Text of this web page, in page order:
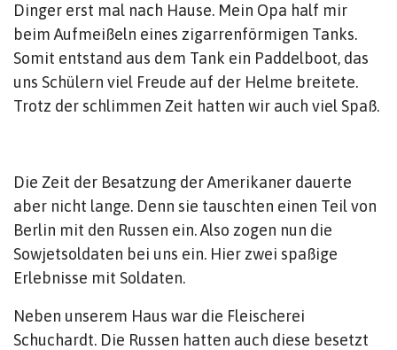
Dinger erst mal nach Hause. Mein Opa half mir
beim Aufmeißeln eines zigarrenförmigen Tanks.
Somit entstand aus dem Tank ein Paddelboot, das
uns Schülern viel Freude auf der Helme breitete.
Trotz der schlimmen Zeit hatten wir auch viel Spaß.
Die Zeit der Besatzung der Amerikaner dauerte
aber nicht lange. Denn sie tauschten einen Teil von
Berlin mit den Russen ein. Also zogen nun die
Sowjetsoldaten bei uns ein. Hier zwei spaßige
Erlebnisse mit Soldaten.
Neben unserem Haus war die Fleischerei
Schuchardt. Die Russen hatten auch diese besetzt